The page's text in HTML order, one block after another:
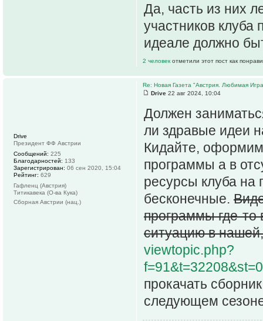
Да, часть из них
участников клуба
идеале должно
2 человек отметили этот пост как
Re: Новая Газета "Австрия. Любимая
Drive 22 авг 2024, 10:04
Должен
ли здравые идеи
Кидайте,
программы а в
ресурсы клуба на
бесконечные.
программы где-то
ситуацию в
viewtopic.php?
прокачать
следующем
Drive
Президент ФФ Австрии
Сообщений: 225
Благодарностей: 133
Зарегистрирован: 06 сен 2020, 15:04
Рейтинг: 629
Гафленц (Австрия)
Титикавека (О-ва Кука)
Сборная Австрии (нац.)